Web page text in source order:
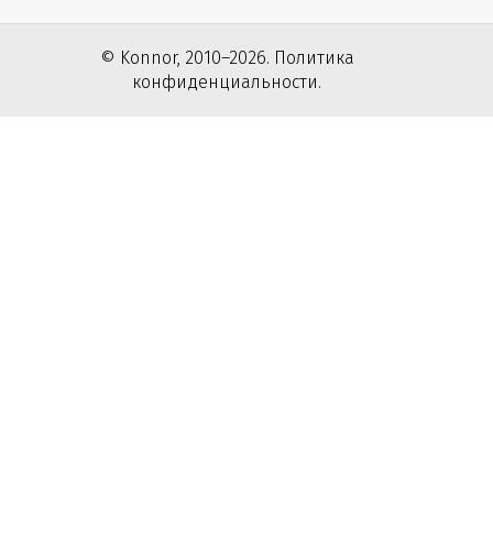
© Konnor, 2010–2026. Политика
конфиденциальности.